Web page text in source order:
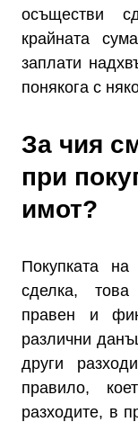
осъществи
крайната
заплати
понякога с
За чия
при
имот?
Покупката
сделка,
правен и
различни
други
правило,
разходите, в